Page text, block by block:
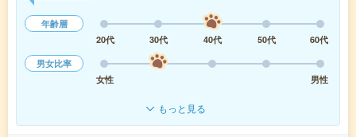
年齢層
20代
30代 40代 50代
60代
男女比率
女性
男性
もっと見る